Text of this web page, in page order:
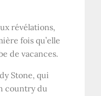
révélations,
fois qu’elle
de vacances.
Stone, qui
country du